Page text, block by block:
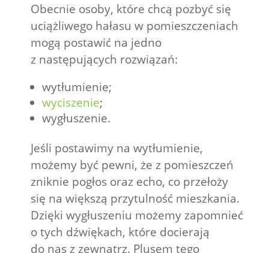
Obecnie osoby, które chcą pozbyć się
uciążliwego hałasu w pomieszczeniach
mogą postawić na jedno
z następujących rozwiązań:
wytłumienie;
wyciszenie;
wygłuszenie.
Jeśli postawimy na wytłumienie,
możemy być pewni, że z pomieszczeń
zniknie pogłos oraz echo, co przełoży
się na większą przytulność mieszkania.
Dzięki wygłuszeniu możemy zapomnieć
o tych dźwiękach, które docierają
do nas z zewnątrz. Plusem tego